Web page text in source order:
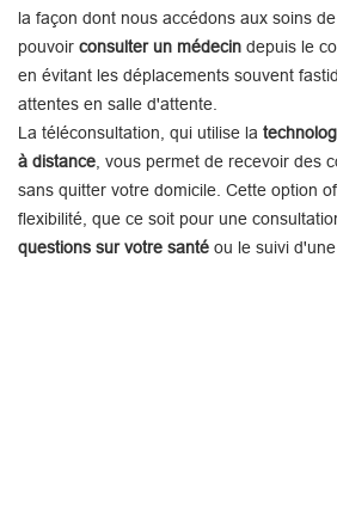
la façon dont nous accédons aux soins
pouvoir consulter un médecin depuis le
en évitant les déplacements souvent
attentes en salle d'attente.
La téléconsultation, qui utilise la
à distance , vous permet de recevoir des
sans quitter votre domicile. Cette option
flexibilité, que ce soit pour une
questions sur votre santé ou le suivi